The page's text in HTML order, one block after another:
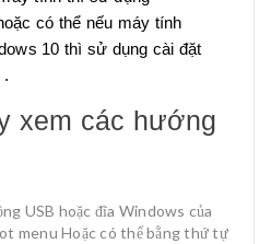
có thể nếu máy tính
10 thì sử dụng cài đặt
.
xem các hướng
USB hoặc đĩa Windows của
menu Hoặc có thể bằng thứ tự